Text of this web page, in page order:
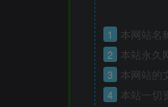
1 本网站名
2 本站永久
3 本网站的
4 本站一切